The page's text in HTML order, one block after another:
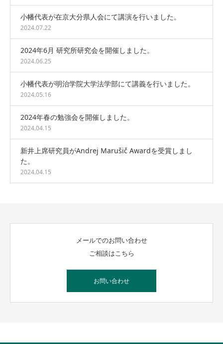
小幡代表が在京大分県人会にて講演を行いました。
2024.07.22
2024年6月 研究所研究会を開催しました。
2024.06.25
小幡代表が明治学院大学法学部にて講義を行いました。
2024.05.16
2024年春の勉強会を開催しました。
2024.04.15
新井上席研究員がAndrej Marušič Awardを受賞しまし
た。
2024.04.15
メールでのお問い合わせ
ご相談はこちら
お問い合わせ